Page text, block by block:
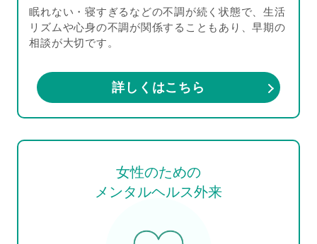
眠れない・寝すぎるなどの不調が続く状態で、生活
リズムや心身の不調が関係することもあり、早期の
相談が大切です。
詳しくはこちら
女性のための
メンタルヘルス外来